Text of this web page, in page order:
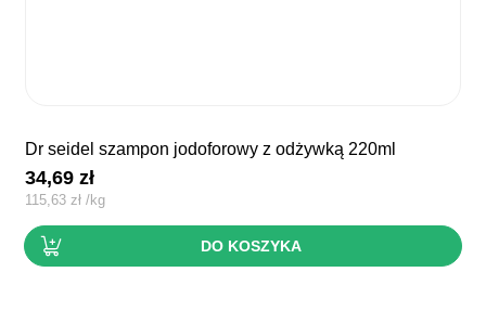
dr seidel szampon jodoforowy z odżywką 220ml
34,69zł
115,63 zł /kg
DO KOSZYKA